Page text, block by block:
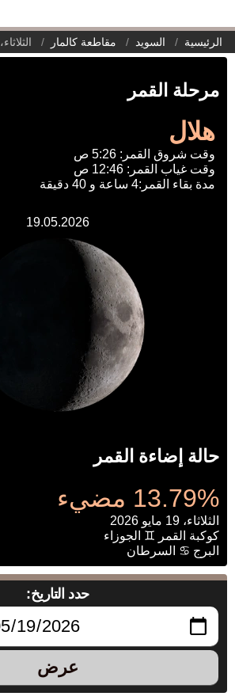
الرئيسية السويد مقاطعة كالمار الثلاثاء، 19 مايو 2026
مرحلة القمر
هلال
وقت شروق القمر: 5:26 ص
وقت غياب القمر: 12:46 ص
مدة بقاء القمر:4 ساعة و 40 دقيقة
19.05.2026
حالة إضاءة القمر
13.79% مضيء
الثلاثاء، 19 مايو 2026
كوكبة القمر ♊ الجوزاء
البرج ♋ السرطان
حدد التاريخ:
عرض